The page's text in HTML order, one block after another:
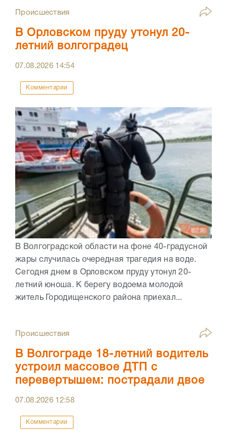
Происшествия
В Орловском пруду утонул 20-
летний волгоградец
07.08.2026 14:54
Комментарии
В Волгоградской области на фоне 40-градусной
жары случилась очередная трагедия на воде.
Сегодня днем в Орловском пруду утонул 20-
летний юноша. К берегу водоема молодой
житель Городищенского района приехал...
Происшествия
В Волгограде 18-летний водитель
устроил массовое ДТП с
перевертышем: пострадали двое
07.08.2026 12:58
Комментарии